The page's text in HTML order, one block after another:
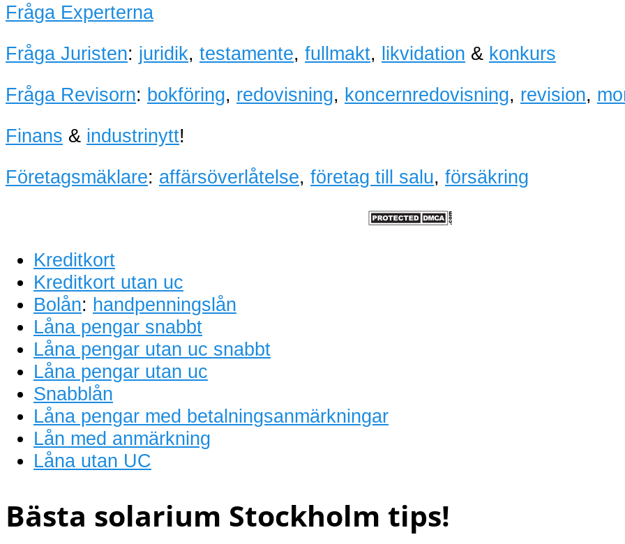
Fråga Experterna
Fråga Juristen: juridik, testamente, fullmakt, likvidation & konkurs
Fråga Revisorn: bokföring, redovisning, koncernredovisning, revision,
Finans & industrinytt!
Företagsmäklare: affärsöverlåtelse, företag till salu, försäkring
Kreditkort
Kreditkort utan uc
Bolån: handpenningslån
Låna pengar snabbt
Låna pengar utan uc snabbt
Låna pengar utan uc
Snabblån
Låna pengar med betalningsanmärkningar
Lån med anmärkning
Låna utan UC
Bästa solarium Stockholm tips!